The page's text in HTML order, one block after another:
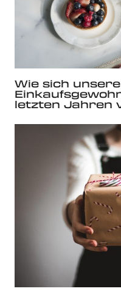
Wie sich unsere
letzten Jahren